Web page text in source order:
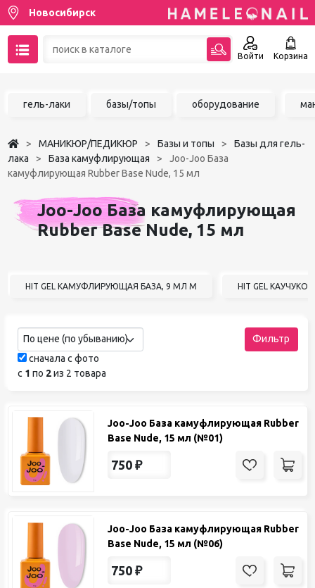
Новосибирск
Войти Корзина
Чат в MAX
Избранное
гель-лаки базы/топы оборудование
МАНИКЮР/ПЕДИКЮР Базы и топы
Базы для гель-
лака
База камуфлирующая
Joo-Joo База
камуфлирующая Rubber Base Nude, 15 мл
Joo-Joo База камуфлирующая
Rubber Base Nude, 15 мл
HIT GEL КАМУФЛИРУЮЩАЯ БАЗА, 9 МЛ М HIT GEL
По цене (по убыванию)
Фильтр
сначала с фото
с 1 по 2из 2 товара
Joo-Joo База камуфлирующая Rubber
Base Nude, 15 мл (№01)
750 ₽
Joo-Joo База камуфлирующая Rubber
Base Nude, 15 мл (№06)
750 ₽